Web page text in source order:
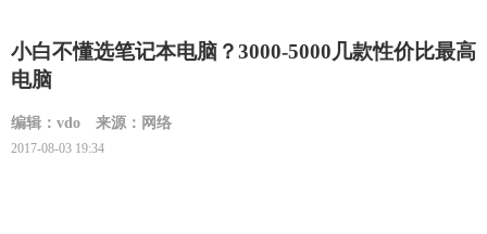
小白不懂选笔记本电脑？3000-5000几款性价比最高
电脑
编辑：vdo 来源：网络
2017-08-03 19:34